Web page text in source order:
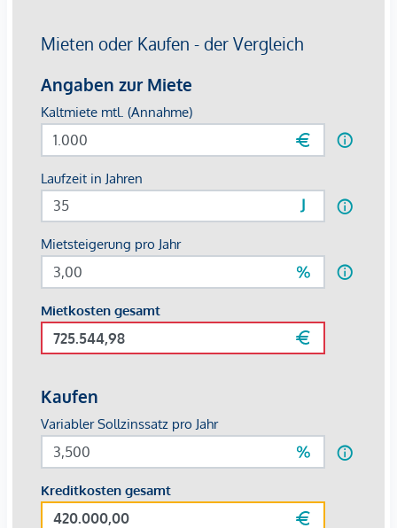
und Telefonnummer ein Email, in dem Sie diese Punkte
Haftungsausschluss:Wir weisen darauf hin, dass
sämtliche Daten im vorliegenden Angebot sowie die von
unserem Büro an Sie weitergegebenen Auskünfte, vom
Eigentümer der Immobilie zur Verfügung gestellt wurden.
Ebenso sind Informationen von Dritten (z.B. behördliche
Informationen) eingeholt worden, auch für diese können wir
unsererseits keinerlei Haftung für deren uneingeschränkte
Richtigkeit übernehmen.
dem zu vermittelnden Dritten ein familiäres oder
wirtschaftliches Naheverhältnis besteht.
der Immobilienwirtschaft üblichen Geschäftsgebrauch des
Doppelmaklers – einseitig nur für den Vermieter tätig ist.
Infrastruktur / Entfernungen
Gesundheit